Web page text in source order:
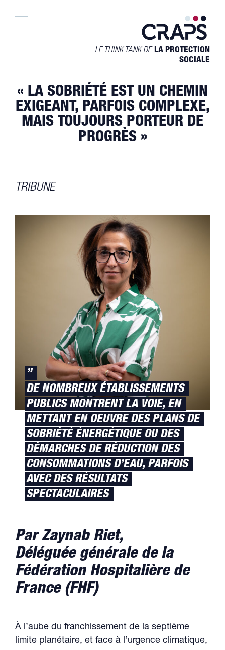
LE THINK TANK DE LA PROTECTION
SOCIALE
« LA SOBRIÉTÉ EST UN CHEMIN
EXIGEANT, PARFOIS COMPLEXE,
MAIS TOUJOURS PORTEUR DE
PROGRÈS »
TRIBUNE
”
DE NOMBREUX ÉTABLISSEMENTS
PUBLICS MONTRENT LA VOIE, EN
METTANT EN OEUVRE DES PLANS DE
SOBRIÉTÉ ÉNERGÉTIQUE OU DES
DÉMARCHES DE RÉDUCTION DES
CONSOMMATIONS D’EAU, PARFOIS
AVEC DES RÉSULTATS
SPECTACULAIRES
Par Zaynab Riet,
Déléguée générale de la
Fédération Hospitalière de
France (FHF)
À l’aube du franchissement de la septième
limite planétaire, et face à l’urgence climatique,